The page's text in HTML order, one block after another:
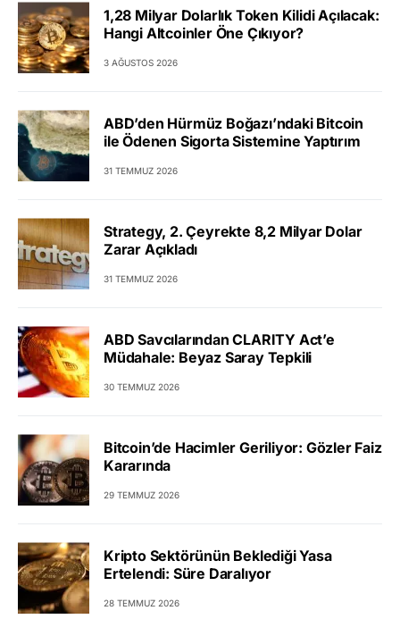
1,28 Milyar Dolarlık Token Kilidi Açılacak:
Hangi Altcoinler Öne Çıkıyor?
3 AĞUSTOS 2026
ABD’den Hürmüz Boğazı’ndaki Bitcoin
ile Ödenen Sigorta Sistemine Yaptırım
31 TEMMUZ 2026
Strategy, 2. Çeyrekte 8,2 Milyar Dolar
Zarar Açıkladı
31 TEMMUZ 2026
ABD Savcılarından CLARITY Act’e
Müdahale: Beyaz Saray Tepkili
30 TEMMUZ 2026
Bitcoin’de Hacimler Geriliyor: Gözler Faiz
Kararında
29 TEMMUZ 2026
Kripto Sektörünün Beklediği Yasa
Ertelendi: Süre Daralıyor
28 TEMMUZ 2026